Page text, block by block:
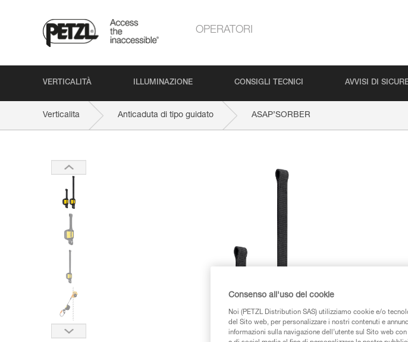
OPERATORI
VERTICALITÀ ILLUMINAZIONE CONSIGLI TECNICI AVVISI DI
Verticalita Anticaduta di tipo guidato ASAP’SORBER
Consenso all'uso dei cookie
Noi (PETZL Distribution SAS) utilizziamo cookie e/o
del Sito web, per personalizzare i nostri contenuti e
informazioni sulla navigazione dell’utente sul Sito web